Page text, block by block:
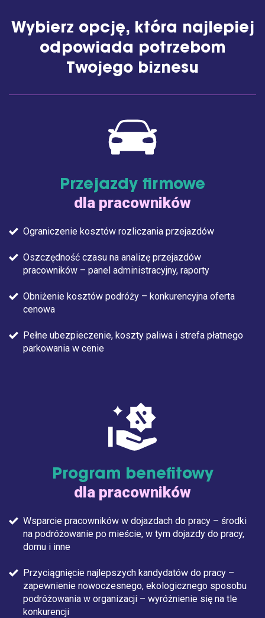
Wybierz opcję, która najlepiej
odpowiada potrzebom
Twojego biznesu
Przejazdy firmowe
dla pracowników
Ograniczenie kosztów rozliczania przejazdów
Oszczędność czasu na analizę przejazdów
pracowników – panel administracyjny, raporty
Obniżenie kosztów podróży – konkurencyjna oferta
cenowa
Pełne ubezpieczenie, koszty paliwa i strefa płatnego
parkowania w cenie
Program benefitowy
dla pracowników
Wsparcie pracowników w dojazdach do pracy – środki
na podróżowanie po mieście, w tym dojazdy do pracy,
domu i inne
Przyciągnięcie najlepszych kandydatów do pracy –
zapewnienie nowoczesnego, ekologicznego sposobu
podróżowania w organizacji – wyróżnienie się na tle
konkurencji